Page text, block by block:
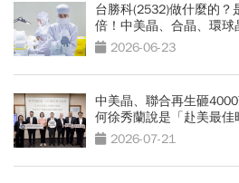
台勝科(2532)做什麼的
倍！中美晶、合晶、環
漲？2026-06-23
中美晶、聯合再生砸
何徐秀蘭說是「赴美最
2026-07-21